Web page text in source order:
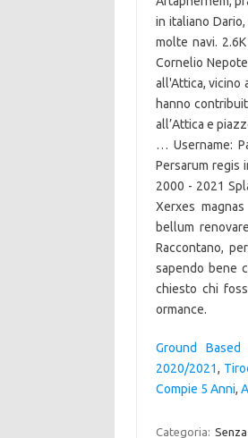
Ground
2020/2021,
Compie 5 Anni,
Categoria: